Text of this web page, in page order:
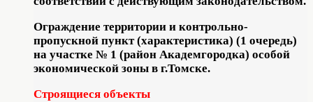
Ограждение территории и контрольно-
пропускной пункт (характеристика) (1 очередь)
на участке № 1 (район Академгородка) особой
экономической зоны в г.Томске.
Строящиеся объекты